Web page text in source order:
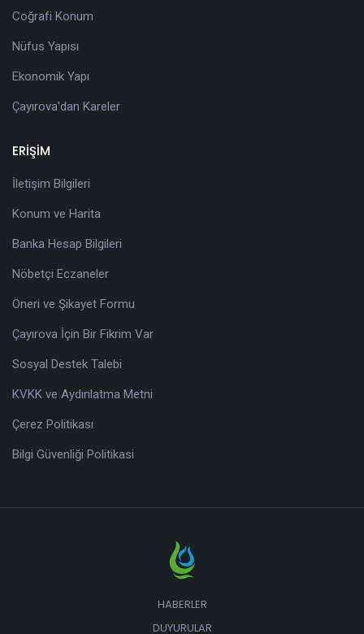
Coğrafi Konum
Nüfus Yapısı
Ekonomik Yapı
Çayırova'dan Kareler
ERİŞİM
İletişim Bilgileri
Konum ve Harita
Banka Hesap Bilgileri
Nöbetçi Eczaneler
Öneri ve Şikayet Formu
Çayırova İçin Bir Fikrim Var
Sosyal Destek Talebi
KVKK ve Aydınlatma Metni
Çerez Politikası
Bilgi Güvenliği Politikasi
HABERLER
DUYURULAR